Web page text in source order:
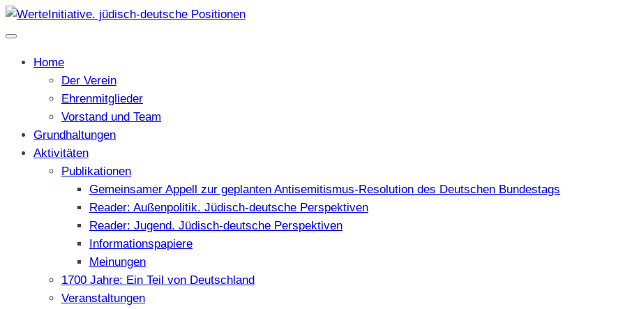
Home
Der Verein
Ehrenmitglieder
Vorstand und Team
Grundhaltungen
Aktivitäten
Publikationen
Gemeinsamer Appell zur geplanten Antisemitismus-Resolution des Deutschen Bundestags
Reader: Außenpolitik. Jüdisch-deutsche Perspektiven
Reader: Jugend. Jüdisch-deutsche Perspektiven
Informationspapiere
Meinungen
1700 Jahre: Ein Teil von Deutschland
Veranstaltungen